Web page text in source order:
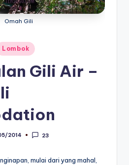
Omah Gili
Lombok
Gili Air –
2014 23
mulai dari yang mahal,